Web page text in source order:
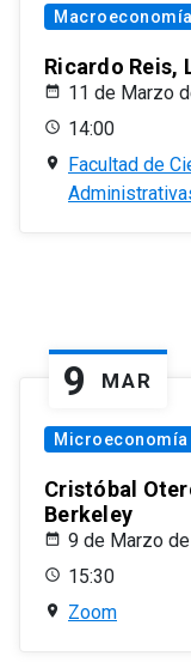
Macroeconomía
Ricardo Reis,
11 de Marzo
14:00
Facultad de
9 MAR
Microeconomía
Cristóbal
Berkeley
9 de Marzo
15:30
Zoom